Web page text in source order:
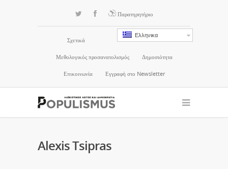
Παρατηρητήριο
Ελληνικα
Σχετικά
Μεθολογικός προσανατολισμός Δημοσιότητα
Επικοινωνία Εγγραφή στο Newsletter
Alexis Tsipras